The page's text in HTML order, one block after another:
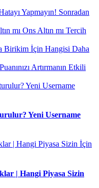
Yeni Username
| Hangi Piyasa Sizin